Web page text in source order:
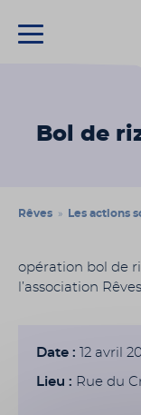
Bol de
Rêves » Les actions
opération bol de
l’association Rêves
Date : 12 avril
Lieu : Rue du